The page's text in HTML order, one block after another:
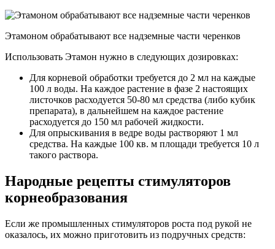
Этамоном обрабатывают все надземные части черенков
Использовать Этамон нужно в следующих дозировках:
Для корневой обработки требуется до 2 мл на каждые
100 л воды. На каждое растение в фазе 2 настоящих
листочков расходуется 50-80 мл средства (либо кубик
препарата), в дальнейшем на каждое растение
расходуется до 150 мл рабочей жидкости.
Для опрыскивания в ведре воды растворяют 1 мл
средства. На каждые 100 кв. м площади требуется 10 л
такого раствора.
Народные рецепты стимуляторов
корнеобразования
Если же промышленных стимуляторов роста под рукой не
оказалось, их можно приготовить из подручных средств: